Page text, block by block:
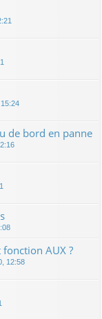
de bord en panne
AUX ?
12:58